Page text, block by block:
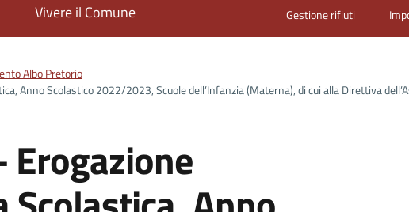
Vivere il Comune Gestione rifiuti
Albo Pretorio
Anno Scolastico 2022/2023, Scuole dell’Infanzia (Materna), di cui alla Direttiva
Erogazione